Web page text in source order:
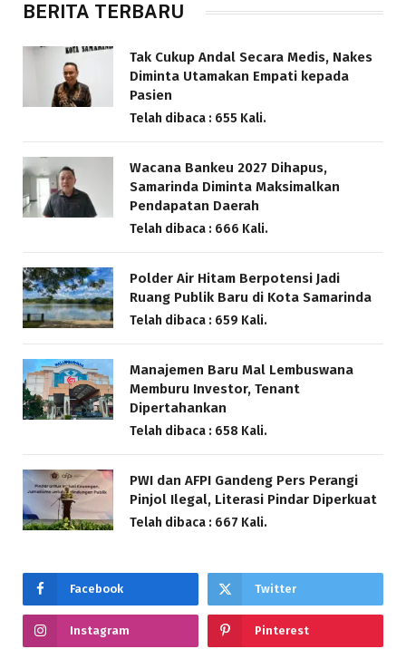
BERITA TERBARU
Tak Cukup Andal Secara Medis, Nakes
Diminta Utamakan Empati kepada
Pasien
Telah dibaca : 655 Kali.
Wacana Bankeu 2027 Dihapus,
Samarinda Diminta Maksimalkan
Pendapatan Daerah
Telah dibaca : 666 Kali.
Polder Air Hitam Berpotensi Jadi
Ruang Publik Baru di Kota Samarinda
Telah dibaca : 659 Kali.
Manajemen Baru Mal Lembuswana
Memburu Investor, Tenant
Dipertahankan
Telah dibaca : 658 Kali.
PWI dan AFPI Gandeng Pers Perangi
Pinjol Ilegal, Literasi Pindar Diperkuat
Telah dibaca : 667 Kali.
Facebook Twitter
Instagram Pinterest